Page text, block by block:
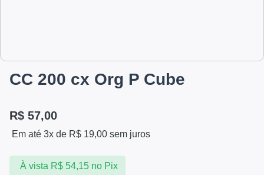
CC 200 cx Org P Cube
R$ 57,00
Em até 3x de R$ 19,00 sem juros
À vista R$54,15 no Pix